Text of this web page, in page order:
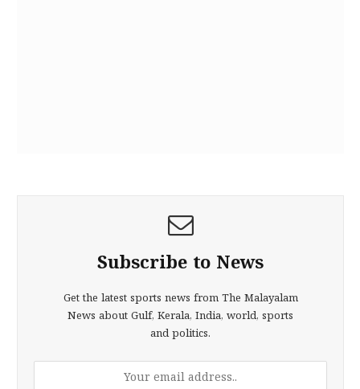
Subscribe to News
Get the latest sports news from The Malayalam
News about Gulf, Kerala, India, world, sports
and politics.